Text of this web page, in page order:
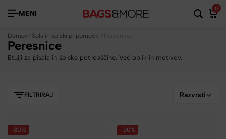
MENI
0
Peresnice
Domov Šola in šolski pripomočki
Etuiji za pisala in šolske potrebščine. Več oblik in motivov.
FILTRIRAJ Razvrsti
-30% -30%